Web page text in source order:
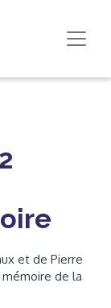
et de Pierre
de la